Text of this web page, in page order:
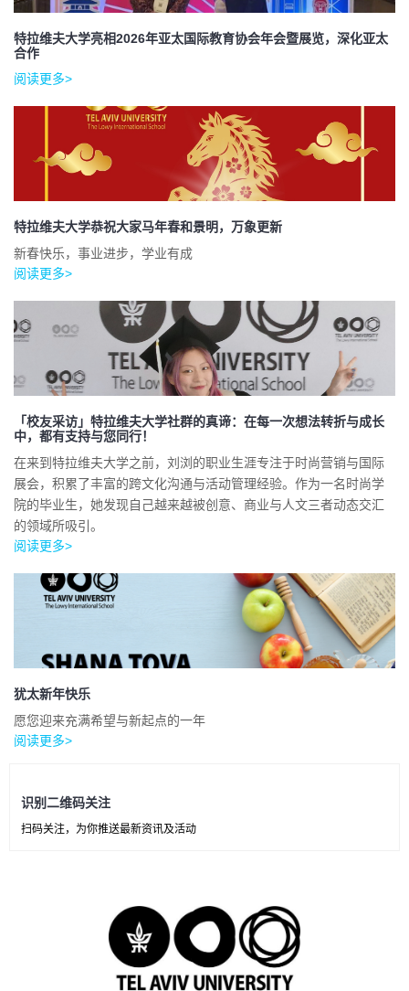
特拉维夫大学亮相2026年亚太国际教育协会年会暨展览，深化亚太
合作
阅读更多>
特拉维夫大学恭祝大家马年春和景明，万象更新
新春快乐，事业进步，学业有成
阅读更多>
「校友采访」特拉维夫大学社群的真谛：在每一次想法转折与成长
中，都有支持与您同行！
在来到特拉维夫大学之前，刘浏的职业生涯专注于时尚营销与国际
展会，积累了丰富的跨文化沟通与活动管理经验。作为一名时尚学
院的毕业生，她发现自己越来越被创意、商业与人文三者动态交汇
的领域所吸引。
阅读更多>
犹太新年快乐
愿您迎来充满希望与新起点的一年
阅读更多>
识别二维码关注
扫码关注，为你推送最新资讯及活动